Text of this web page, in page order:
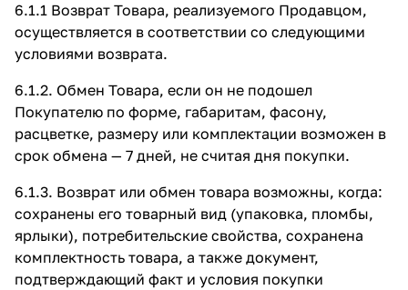
6.1.1 Возврат Товара, реализуемого Продавцом,
осуществляется в соответствии со следующими
условиями возврата.
6.1.2. Обмен Товара, если он не подошел
Покупателю по форме, габаритам, фасону,
расцветке, размеру или комплектации возможен в
срок обмена — 7 дней, не считая дня покупки.
6.1.3. Возврат или обмен товара возможны, когда:
сохранены его товарный вид (упаковка, пломбы,
ярлыки), потребительские свойства, сохранена
комплектность товара, а также документ,
подтверждающий факт и условия покупки